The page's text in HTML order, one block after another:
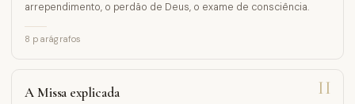
arrependimento, o perdão de Deus, o exame de consciência.
8 parágrafos
II
A Missa explicada